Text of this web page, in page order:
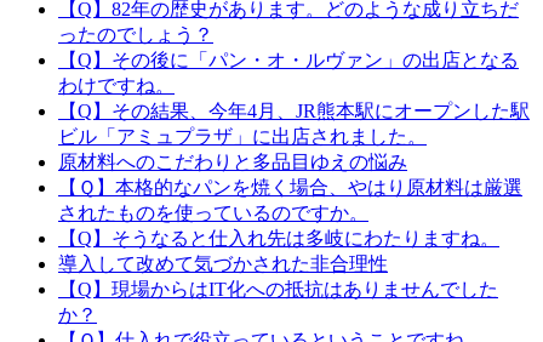
【Q】82年の歴史があります。どのような成り立ちだ
ったのでしょう？
【Q】その後に「パン・オ・ルヴァン」の出店となる
わけですね。
【Q】その結果、今年4月、JR熊本駅にオープンした駅
ビル「アミュプラザ」に出店されました。
原材料へのこだわりと多品目ゆえの悩み
【Ｑ】本格的なパンを焼く場合、やはり原材料は厳選
されたものを使っているのですか。
【Q】そうなると仕入れ先は多岐にわたりますね。
導入して改めて気づかされた非合理性
【Q】現場からはIT化への抵抗はありませんでした
か？